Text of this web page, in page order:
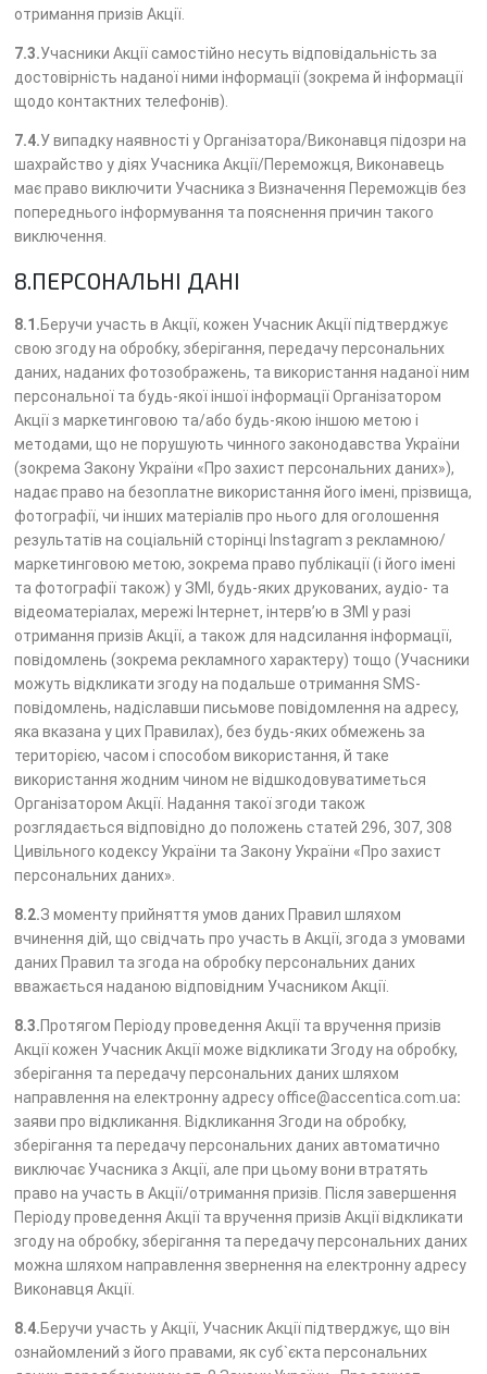
отримання призів Акції.
7.3.Учасники Акції самостійно несуть відповідальність за
достовірність наданої ними інформації (зокрема й інформації
щодо контактних телефонів).
7.4.У випадку наявності у Організатора/Виконавця підозри на
шахрайство у діях Учасника Акції/Переможця, Виконавець
має право виключити Учасника з Визначення Переможців без
попереднього інформування та пояснення причин такого
виключення.
8.ПЕРСОНАЛЬНІ ДАНІ
8.1.Беручи участь в Акції, кожен Учасник Акції підтверджує
свою згоду на обробку, зберігання, передачу персональних
даних, наданих фотозображень, та використання наданої ним
персональної та будь-якої іншої інформації Організатором
Акції з маркетинговою та/або будь-якою іншою метою і
методами, що не порушують чинного законодавства України
(зокрема Закону України «Про захист персональних даних»),
надає право на безоплатне використання його імені, прізвища,
фотографії, чи інших матеріалів про нього для оголошення
результатів на соціальній сторінці Instagram з рекламною/
маркетинговою метою, зокрема право публікації (і його імені
та фотографії також) у ЗМІ, будь-яких друкованих, аудіо- та
відеоматеріалах, мережі Інтернет, інтерв’ю в ЗМІ у разі
отримання призів Акції, а також для надсилання інформації,
повідомлень (зокрема рекламного характеру) тощо (Учасники
можуть відкликати згоду на подальше отримання SMS-
повідомлень, надіславши письмове повідомлення на адресу,
яка вказана у цих Правилах), без будь-яких обмежень за
територією, часом і способом використання, й таке
використання жодним чином не відшкодовуватиметься
Організатором Акції. Надання такої згоди також
розглядається відповідно до положень статей 296, 307, 308
Цивільного кодексу України та Закону України «Про захист
персональних даних».
8.2.З моменту прийняття умов даних Правил шляхом
вчинення дій, що свідчать про участь в Акції, згода з умовами
даних Правил та згода на обробку персональних даних
вважається наданою відповідним Учасником Акції.
8.3.Протягом Періоду проведення Акції та вручення призів
Акції кожен Учасник Акції може відкликати Згоду на обробку,
зберігання та передачу персональних даних шляхом
направлення на електронну адресу office@accentica.com.ua:
заяви про відкликання. Відкликання Згоди на обробку,
зберігання та передачу персональних даних автоматично
виключає Учасника з Акції, але при цьому вони втратять
право на участь в Акції/отримання призів. Після завершення
Періоду проведення Акції та вручення призів Акції відкликати
згоду на обробку, зберігання та передачу персональних даних
можна шляхом направлення звернення на електронну адресу
Виконавця Акції.
8.4.Беручи участь у Акції, Учасник Акції підтверджує, що він
ознайомлений з його правами, як суб`єкта персональних